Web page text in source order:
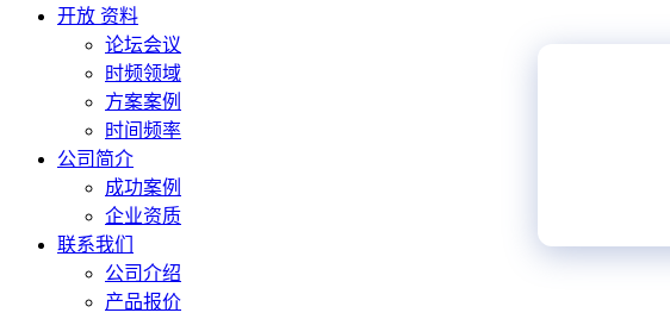
开放 资料
论坛会议
时频领域
方案案例
时间频率
公司简介
成功案例
企业资质
联系我们
公司介绍
产品报价